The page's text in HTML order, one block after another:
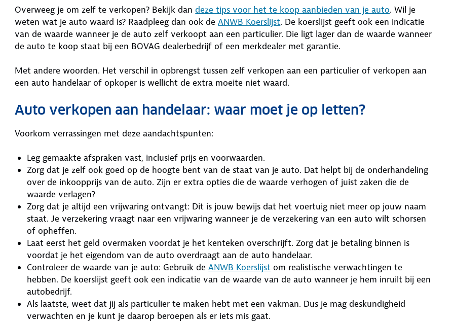
Overweeg je om zelf te verkopen? Bekijk dan deze tips voor het te koop aanbieden van je auto. Wil je
weten wat je auto waard is? Raadpleeg dan ook deANWB Koerslijst. De koerslijst geeft ook een indicatie
van de waarde wanneer je de auto zelf verkoopt aan een particulier. Die ligt lager dan de waarde wanneer
de auto te koop staat bij een BOVAG dealerbedrijf of een merkdealer met garantie.
Met andere woorden. Het verschil in opbrengst tussen zelf verkopen aan een particulier of verkopen aan
een auto handelaar of opkoper is wellicht de extra moeite niet waard.
Auto verkopen aan handelaar: waar moet je op letten?
Voorkom verrassingen met deze aandachtspunten:
Leg gemaakte afspraken vast, inclusief prijs en voorwaarden.
Zorg dat je zelf ook goed op de hoogte bent van de staat van je auto. Dat helpt bij de onderhandeling
over de inkoopprijs van de auto. Zijn er extra opties die de waarde verhogen of juist zaken die de
waarde verlagen?
Zorg dat je altijd een vrijwaring ontvangt: Dit is jouw bewijs dat het voertuig niet meer op jouw naam
staat. Je verzekering vraagt naar een vrijwaring wanneer je de verzekering van een auto wilt schorsen
of opheffen.
Laat eerst het geld overmaken voordat je het kenteken overschrijft. Zorg dat je betaling binnen is
voordat je het eigendom van de auto overdraagt aan de auto handelaar.
Controleer de waarde van je auto: Gebruik deANWB Koerslijst om realistische verwachtingen te
hebben. De koerslijst geeft ook een indicatie van de waarde van de auto wanneer je hem inruilt bij een
autobedrijf.
Als laatste, weet dat jij als particulier te maken hebt met een vakman. Dus je mag deskundigheid
verwachten en je kunt je daarop beroepen als er iets mis gaat.